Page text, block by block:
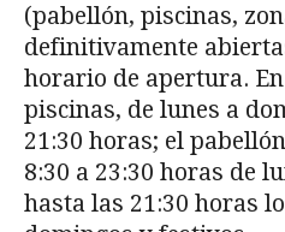
(pabellón, piscinas,
definitivamente
horario de apertura.
piscinas, de lunes a
21:30 horas; el
8:30 a 23:30 horas de
hasta las 21:30 horas